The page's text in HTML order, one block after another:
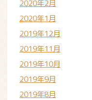
2020年2月
2020年1月
2019年12月
2019年11月
2019年10月
2019年9月
2019年8月